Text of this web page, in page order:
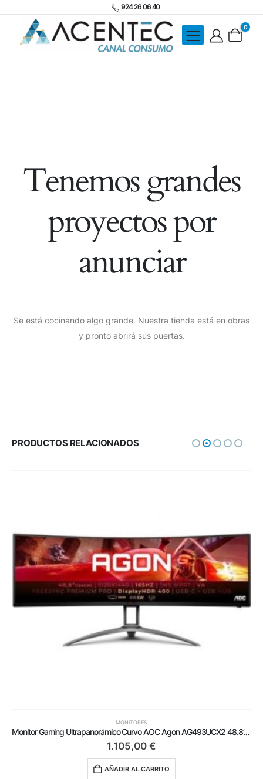
924 26 06 40
0
Tenemos grandes
proyectos por
anunciar
Se está cocinando algo grande. Nuestra tienda está en obras
y pronto abrirá sus puertas.
PRODUCTOS RELACIONADOS
MONITORES
Monitor Gaming Ultrapanorámico Curvo AOC Agon AG493UCX2 48.8’/ Dual QHD/ 1ms/ 165Hz/ VA/ Multimedia/ Negro
1.105,00 €
AÑADIR AL CARRITO